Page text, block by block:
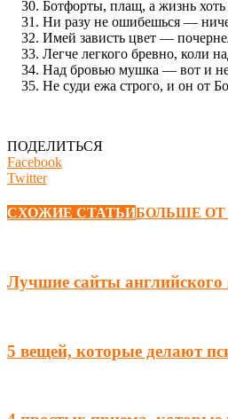
Ботфорты, плащ, а жизнь хоть
Ни разу не ошибешься —
Имей зависть цвет —
Легче легкого бревно, коли
Над бровью мушка — вот и
Не суди ежа строго, и он от
ПОДЕЛИТЬСЯ
Facebook
Twitter
СХОЖИЕ СТАТЬИБОЛЬШЕ ОТ
Лучшие сайты английского
5 вещей, которые делают